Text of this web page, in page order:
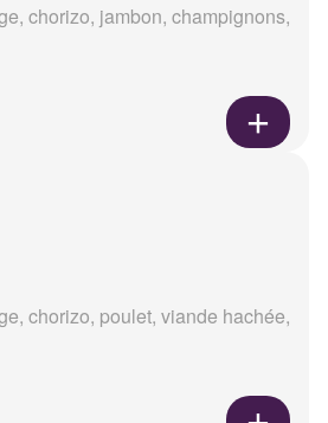
chorizo, jambon, champignons,
chorizo, poulet, viande hachée,